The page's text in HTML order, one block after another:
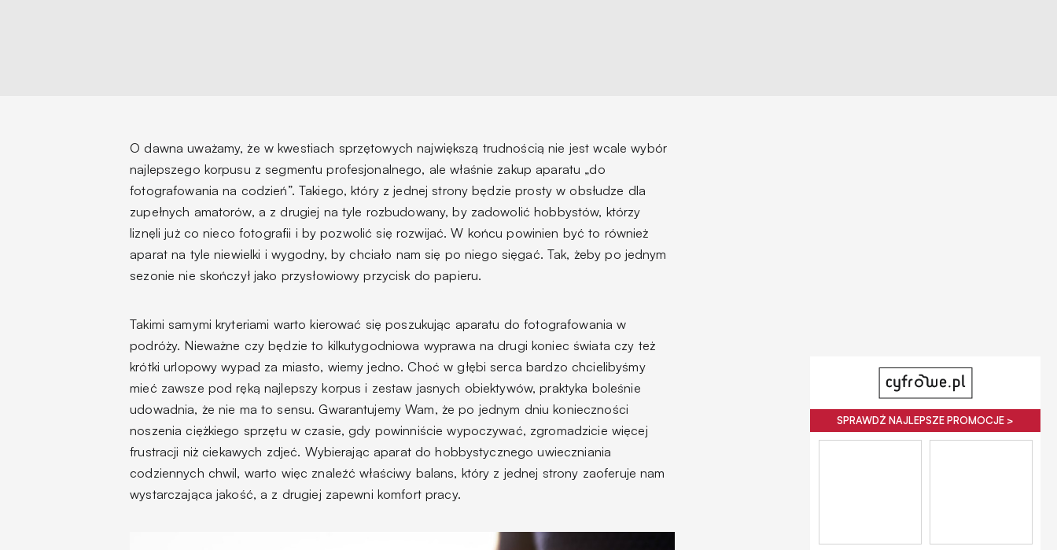
O dawna uważamy, że w kwestiach sprzętowych największą trudnością nie jest wcale wybór
najlepszego korpusu z segmentu profesjonalnego, ale właśnie zakup aparatu „do
fotografowania na codzień”. Takiego, który z jednej strony będzie prosty w obsłudze dla
zupełnych amatorów, a z drugiej na tyle rozbudowany, by zadowolić hobbystów, którzy
liznęli już co nieco fotografii i by pozwolić się rozwijać. W końcu powinien być to również
aparat na tyle niewielki i wygodny, by chciało nam się po niego sięgać. Tak, żeby po jednym
sezonie nie skończył jako przysłowiowy przycisk do papieru.
Takimi samymi kryteriami warto kierować się poszukując aparatu do fotografowania w
podróży. Nieważne czy będzie to kilkutygodniowa wyprawa na drugi koniec świata czy też
krótki urlopowy wypad za miasto, wiemy jedno. Choć w głębi serca bardzo chcielibyśmy
mieć zawsze pod ręką najlepszy korpus i zestaw jasnych obiektywów, praktyka boleśnie
udowadnia, że nie ma to sensu. Gwarantujemy Wam, że po jednym dniu konieczności
noszenia ciężkiego sprzętu w czasie, gdy powinniście wypoczywać, zgromadzicie więcej
frustracji niż ciekawych zdjeć. Wybierając aparat do hobbystycznego uwieczniania
codziennych chwil, warto więc znaleźć właściwy balans, który z jednej strony zaoferuje nam
wystarczająca jakość, a z drugiej zapewni komfort pracy.
SPRAWDŹ NAJLEPSZE PROMOCJE >